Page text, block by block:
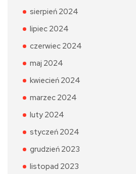
sierpień 2024
lipiec 2024
czerwiec 2024
maj 2024
kwiecień 2024
marzec 2024
luty 2024
styczeń 2024
grudzień 2023
listopad 2023